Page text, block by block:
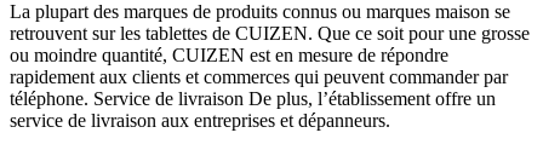
La plupart des marques de produits connus ou marques maison se
retrouvent sur les tablettes de CUIZEN. Que ce soit pour une grosse
ou moindre quantité, CUIZEN est en mesure de répondre
rapidement aux clients et commerces qui peuvent commander par
téléphone. Service de livraison De plus, l’établissement offre un
service de livraison aux entreprises et dépanneurs.